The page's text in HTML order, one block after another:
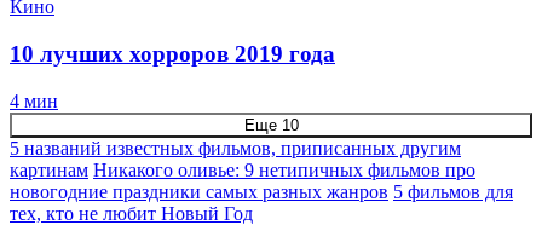
Кино
10 лучших хорроров 2019 года
4 мин
Еще 10
5 названий известных фильмов, приписанных другим
картинам Никакого оливье: 9 нетипичных фильмов про
новогодние праздники самых разных жанров 5 фильмов для
тех, кто не любит Новый Год